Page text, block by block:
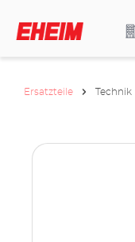
Ersatzteile Technik